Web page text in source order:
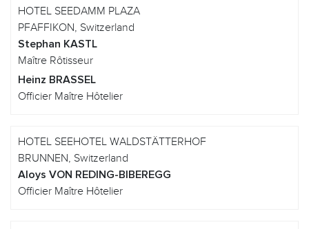
HOTEL SEEDAMM PLAZA
PFAFFIKON, Switzerland
Stephan KASTL
Maître Rôtisseur
Heinz BRASSEL
Officier Maître Hôtelier
HOTEL SEEHOTEL WALDSTÄTTERHOF
BRUNNEN, Switzerland
Aloys VON REDING-BIBEREGG
Officier Maître Hôtelier